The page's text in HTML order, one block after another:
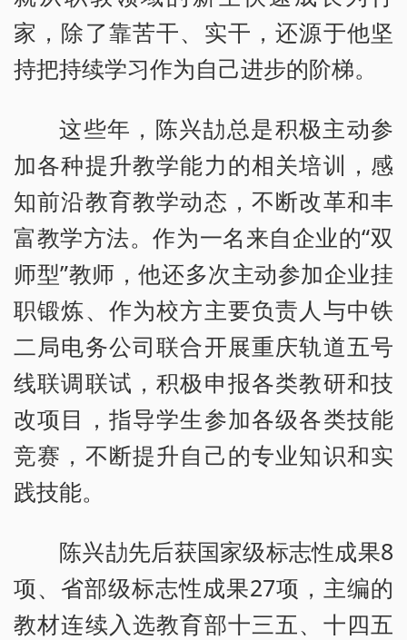
家，除了靠苦干、实干，还源于他坚
持把持续学习作为自己进步的阶梯。
这些年，陈兴劼总是积极主动参
加各种提升教学能力的相关培训，感
知前沿教育教学动态，不断改革和丰
富教学方法。作为一名来自企业的“双
师型”教师，他还多次主动参加企业挂
职锻炼、作为校方主要负责人与中铁
二局电务公司联合开展重庆轨道五号
线联调联试，积极申报各类教研和技
改项目，指导学生参加各级各类技能
竞赛，不断提升自己的专业知识和实
践技能。
陈兴劼先后获国家级标志性成果8
项、省部级标志性成果27项，主编的
教材连续入选教育部十三五、十四五